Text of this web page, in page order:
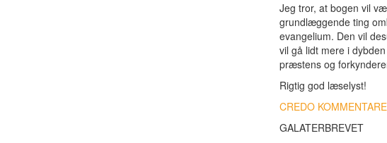
Jeg tror, at bogen vil
grundlæggende ting
evangelium. Den vil
vil gå lidt mere i
præstens og
Rigtig god læselyst!
CREDO
GALATERBREVET